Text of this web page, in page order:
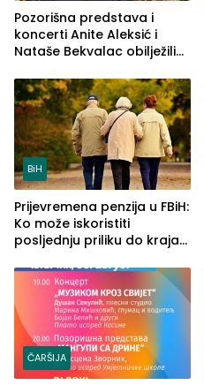
Pozorišna predstava i
koncerti Anite Aleksić i
Nataše Bekvalac obilježili
ljeta (FOTO)
BiH
Prijevremena penzija u FBiH:
Ko može iskoristiti
posljednju priliku do kraja
ČARŠIJA